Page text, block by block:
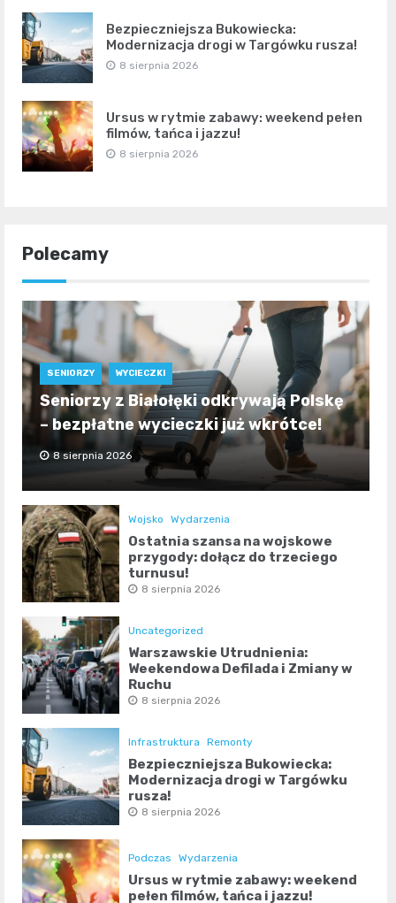
Bezpieczniejsza Bukowiecka:
Modernizacja drogi w Targówku rusza!
8 sierpnia 2026
Ursus w rytmie zabawy: weekend pełen
filmów, tańca i jazzu!
8 sierpnia 2026
Polecamy
SENIORZY WYCIECZKI
Seniorzy z Białołęki odkrywają Polskę
– bezpłatne wycieczki już wkrótce!
8 sierpnia 2026
Wojsko Wydarzenia
Ostatnia szansa na wojskowe
przygody: dołącz do trzeciego
turnusu!
8 sierpnia 2026
Uncategorized
Warszawskie Utrudnienia:
Weekendowa Defilada i Zmiany w
Ruchu
8 sierpnia 2026
Infrastruktura Remonty
Bezpieczniejsza Bukowiecka:
Modernizacja drogi w Targówku
rusza!
8 sierpnia 2026
Podczas Wydarzenia
Ursus w rytmie zabawy: weekend
pełen filmów, tańca i jazzu!